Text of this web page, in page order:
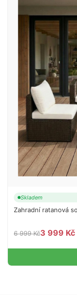
Skladem
Zahradní ratanová
6 999 Kč3 999 Kč